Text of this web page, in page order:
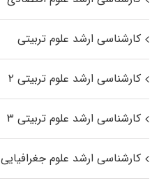
کارشناسی ارشد علوم تربیتی
کارشناسی ارشد علوم تربیتی ۲
کارشناسی ارشد علوم تربیتی ۳
کارشناسی ارشد علوم جغرافیایی